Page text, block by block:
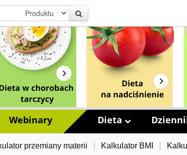
Webinary Dieta
przemiany materii Kalkulator BMI